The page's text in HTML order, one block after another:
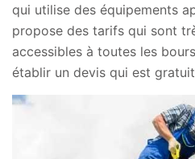
qui utilise des équipements
propose des tarifs qui sont
accessibles à toutes les
établir un devis qui est